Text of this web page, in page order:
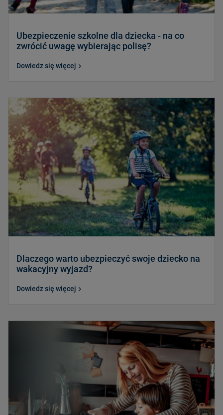
Ubezpieczenie szkolne dla dziecka - na co
zwrócić uwagę wybierając polisę?
Dowiedz się więcej
Dlaczego warto ubezpieczyć swoje dziecko na
wakacyjny wyjazd?
Dowiedz się więcej